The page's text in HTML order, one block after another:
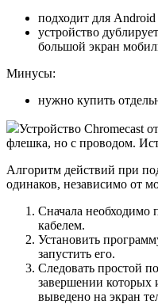
подходит для
устройство
большой экран
Минусы:
нужно купить
Устройство Chromecast
флешка, но с проводом.
Алгоритм действий при
одинаков, независимо от
Сначала
кабелем.
Установить
запустить его.
Следовать простой
завершении которых
выведено на экран